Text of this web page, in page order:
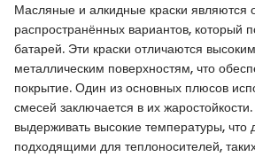
Масляные и алкидные краски являются
распространённых вариантов, который
батарей. Эти краски отличаются
металлическим поверхностям, что
покрытие. Один из основных плюсов
смесей заключается в их
выдерживать высокие температуры, что
подходящими для теплоносителей,